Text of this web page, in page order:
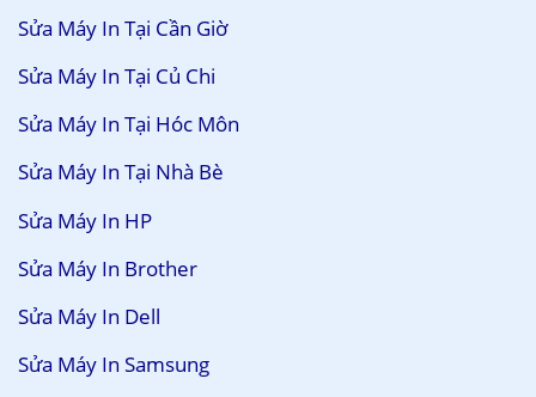
Sửa Máy In Tại Cần Giờ
Sửa Máy In Tại Củ Chi
Sửa Máy In Tại Hóc Môn
Sửa Máy In Tại Nhà Bè
Sửa Máy In HP
Sửa Máy In Brother
Sửa Máy In Dell
Sửa Máy In Samsung